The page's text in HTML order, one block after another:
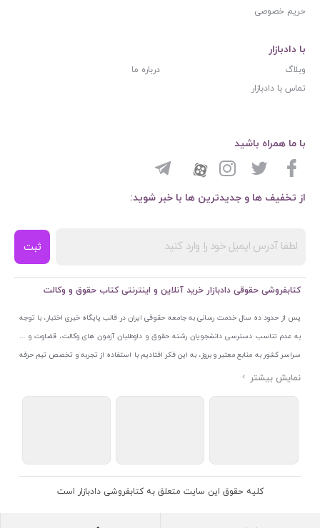
حریم خصوصی
با دادبازار
وبلاگ
درباره ما
تماس با دادبازار
از تخفیف ها و جدیدترین ها با خبر شوید:
ثبت
با ما همراه باشید
کتابفروشی حقوقی دادبازار خرید آنلاین و اینترنتی کتاب حقوق و وکالت
پس از حدود ده سال خدمت رسانی به جامعه حقوقی ایران در قالب پایگاه خبری اختبار، با توجه
به عدم تناسب دسترسی دانشجویان رشته حقوق و داوطلبان آزمون های وکالت، قضاوت و ...
سراسر کشور به منابع معتبر و بروز، به این فکر افتادیم با استفاده از تجربه و تخصص تیم حرفه
ای اختبار خدمتی جدید به جامعه حقوقی ایران ارائه کنیم. به این منظور با راه اندازی و تجهیز
اتحادیه ناشران و کتابفروشان تهران به منظور ارائه مطمئن ترین خدمات مجموعه بسیار کامل و
معتبری از کتاب های حقوقی را به علاقمندان عرضه کرده ایم. علاوه بر این با بهره گیری از فناوری
کلیه حقوق این سایت متعلق به کتابفروشی دادبازار است